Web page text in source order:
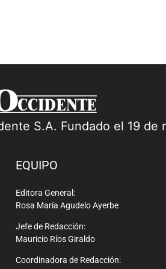
S.A. Fundado el 19 de
EQUIPO
Editora General:
Rosa María Agudelo Ayerbe
Jefe de Redacción:
Mauricio Ríos Giraldo
Coordinadora de Redacción: